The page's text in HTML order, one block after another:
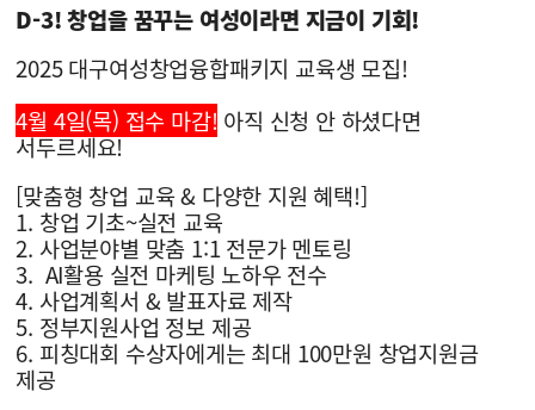
D-3! 창업을 꿈꾸는 여성이라면 지금이 기회!
2025 대구여성창업융합패키지 교육생 모집!
4월 4일(목) 접수 마감! 아직 신청 안 하셨다면
서두르세요!
[맞춤형 창업 교육 & 다양한 지원 혜택!]
1. 창업 기초~실전 교육
2. 사업분야별 맞춤 1:1 전문가 멘토링
3. AI활용 실전 마케팅 노하우 전수
4. 사업계획서 & 발표자료 제작
5. 정부지원사업 정보 제공
6. 피칭대회 수상자에게는 최대 100만원 창업지원금
제공